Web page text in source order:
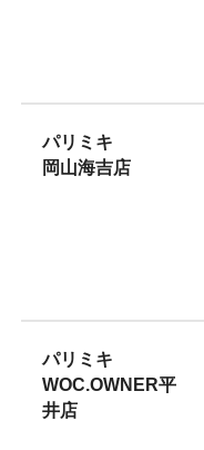
パリミキ
岡山海吉店
パリミキ
WOC.OWNER平
井店